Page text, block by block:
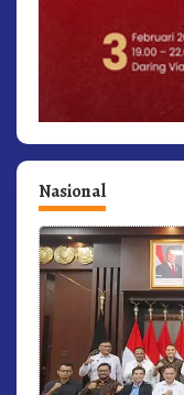
Nasional